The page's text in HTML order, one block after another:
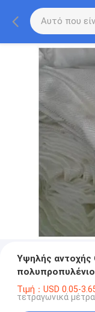
Υψηλής αντοχής
υφάσματος στην
Τιμή：USD 0.05-
τετραγωνικά μέτρα